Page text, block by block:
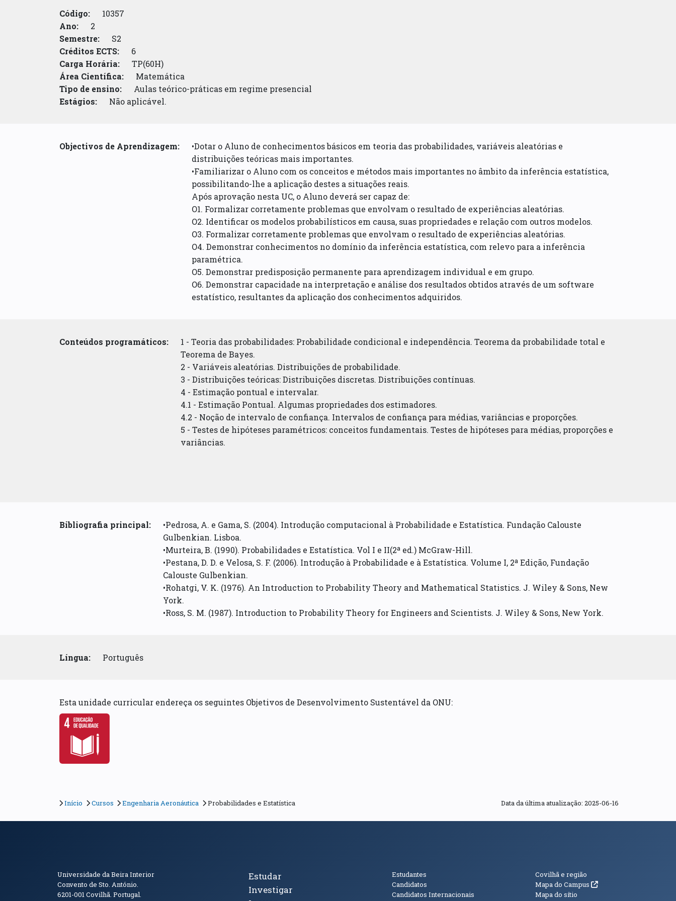
Código:
10357
Ano:
2
Semestre:
S2
Créditos ECTS:
6
Carga Horária:
TP(60H)
Área Científica:
Matemática
Tipo de ensino:
Aulas teórico-práticas em regime presencial
Estágios:
Não aplicável.
Objectivos de Aprendizagem:
•Dotar o Aluno de conhecimentos básicos em teoria das probabilidades, variáveis aleatórias e
distribuições teóricas mais importantes.
•Familiarizar o Aluno com os conceitos e métodos mais importantes no âmbito da inferência estatística,
possibilitando-lhe a aplicação destes a situações reais.
Após aprovação nesta UC, o Aluno deverá ser capaz de:
O1. Formalizar corretamente problemas que envolvam o resultado de experiências aleatórias.
O2. Identificar os modelos probabilísticos em causa, suas propriedades e relação com outros modelos.
O3. Formalizar corretamente problemas que envolvam o resultado de experiências aleatórias.
O4. Demonstrar conhecimentos no domínio da inferência estatística, com relevo para a inferência
paramétrica.
O5. Demonstrar predisposição permanente para aprendizagem individual e em grupo.
O6. Demonstrar capacidade na interpretação e análise dos resultados obtidos através de um software
estatístico, resultantes da aplicação dos conhecimentos adquiridos.
Conteúdos programáticos:
1 - Teoria das probabilidades: Probabilidade condicional e independência. Teorema da probabilidade total e
Teorema de Bayes.
2 - Variáveis aleatórias. Distribuições de probabilidade.
3 - Distribuições teóricas: Distribuições discretas. Distribuições contínuas.
4 - Estimação pontual e intervalar.
4.1 - Estimação Pontual. Algumas propriedades dos estimadores.
4.2 - Noção de intervalo de confiança. Intervalos de confiança para médias, variâncias e proporções.
5 - Testes de hipóteses paramétricos: conceitos fundamentais. Testes de hipóteses para médias, proporções e
variâncias.
Bibliografia principal:
•Pedrosa, A. e Gama, S. (2004). Introdução computacional à Probabilidade e Estatística. Fundação Calouste
Gulbenkian. Lisboa.
•Murteira, B. (1990). Probabilidades e Estatística. Vol I e II(2ª ed.) McGraw-Hill.
•Pestana, D. D. e Velosa, S. F. (2006). Introdução à Probabilidade e à Estatística. Volume I, 2ª Edição, Fundação
Calouste Gulbenkian.
•Rohatgi, V. K. (1976). An Introduction to Probability Theory and Mathematical Statistics. J. Wiley & Sons, New
York.
•Ross, S. M. (1987). Introduction to Probability Theory for Engineers and Scientists. J. Wiley & Sons, New York.
Língua: Português
Esta unidade curricular endereça os seguintes Objetivos de Desenvolvimento Sustentável da ONU:
Início Cursos Engenharia Aeronáutica Probabilidades e Estatística Data da última atualização: 2025-06-16
Informações de Contacto
Universidade da Beira Interior
Convento de Sto. António.
6201-001Covilhã. Portugal.
Tópicos Principais
Estudar
Investigar
Públicos
Estudantes
Candidatos
Candidatos Internacionais
Informações
Covilhã e região
Mapa do Campus (abre em nova janela)
Mapa do sítio